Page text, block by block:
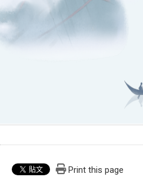
Print this page